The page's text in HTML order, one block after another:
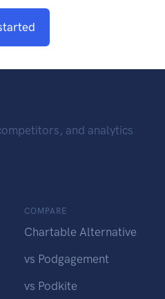
and analytics
COMPARE
Chartable Alternative
vs Podgagement
vs Podkite